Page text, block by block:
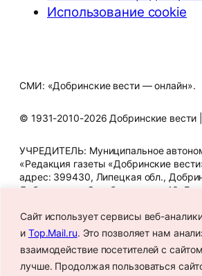
Сайт использует сервисы веб-
и Top.Mail.ru. Это позволяет нам
взаимодействие посетителей с
лучше. Продолжая пользоваться
Использование cookie
СМИ: «Добринские вести — онлайн».
© 1931-2010-2026 Добринские вести
УЧРЕДИТЕЛЬ: Муниципальное
«Редакция газеты «Добринские
адрес: 399430, Липецкая обл.,
Добринка, ул. Октябрьская, д. 43.
редакции: gazeta_dbr@mail.ru. Знак
продукции: 16+. СМИ
службой по надзору в сфере связи,
технологий и массовых
Регистрационный номер: Эл № ФС77-